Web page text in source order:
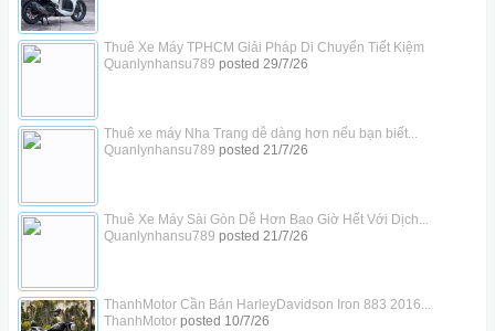
Thuê Xe Máy TPHCM Giải Pháp Di Chuyển Tiết Kiệm
Quanlynhansu789 posted 29/7/26
Thuê xe máy Nha Trang dễ dàng hơn nếu bạn biết...
Quanlynhansu789 posted 21/7/26
Thuê Xe Máy Sài Gòn Dễ Hơn Bao Giờ Hết Với Dịch...
Quanlynhansu789 posted 21/7/26
ThanhMotor Cần Bán HarleyDavidson Iron 883 2016...
ThanhMotorposted 10/7/26